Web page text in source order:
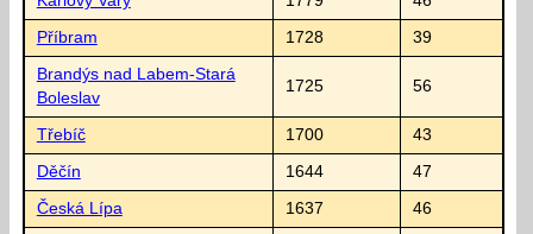
Příbram 1728 39
Brandýs nad Labem-Stará
Boleslav
1725 56
Třebíč 1700 43
Děčín 1644 47
Česká Lípa 1637 46